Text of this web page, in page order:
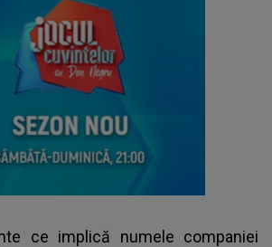
ce implică numele companiei